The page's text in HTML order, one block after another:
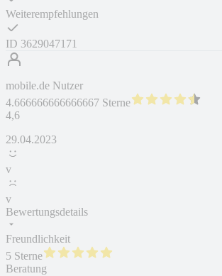
Weiterempfehlungen
ID 3629047171
mobile.de Nutzer
4.666666666666667 Sterne
4,6
29.04.2023
v
v
Bewertungsdetails
Freundlichkeit
5 Sterne
Beratung